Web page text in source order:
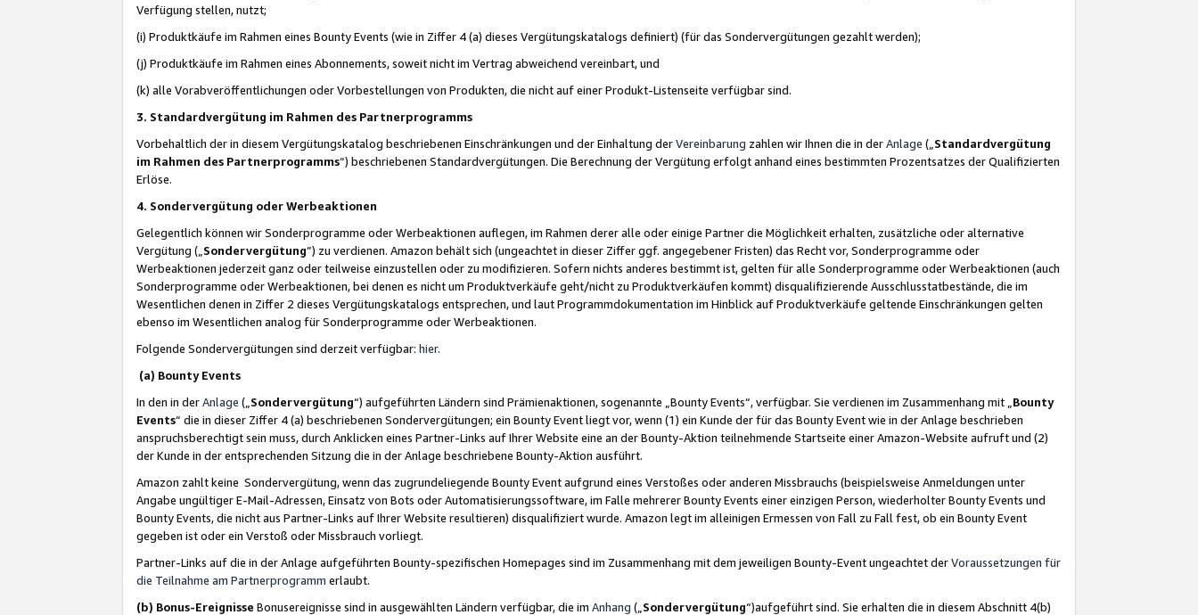
Verfügung stellen, nutzt;
(i) Produktkäufe im Rahmen eines Bounty Events (wie in Ziffer 4 (a) dieses Vergütungskatalogs definiert) (für das Sondervergütungen gezahlt werden);
(j) Produktkäufe im Rahmen eines Abonnements, soweit nicht im Vertrag abweichend vereinbart, und
(k) alle Vorabveröffentlichungen oder Vorbestellungen von Produkten, die nicht auf einer Produkt-Listenseite verfügbar sind.
3. Standardvergütung im Rahmen des Partnerprogramms
Vorbehaltlich der in diesem Vergütungskatalog beschriebenen Einschränkungen und der Einhaltung derVereinbarung zahlen wir Ihnen die in derAnlage („ Standardvergütung
im Rahmen des Partnerprogramms“) beschriebenen Standardvergütungen. Die Berechnung der Vergütung erfolgt anhand eines bestimmten Prozentsatzes der Qualifizierten
Erlöse.
4. Sondervergütung oder Werbeaktionen
Gelegentlich können wir Sonderprogramme oder Werbeaktionen auflegen, im Rahmen derer alle oder einige Partner die Möglichkeit erhalten, zusätzliche oder alternative
Vergütung („ Sondervergütung”) zu verdienen. Amazon behält sich (ungeachtet in dieser Ziffer ggf. angegebener Fristen) das Recht vor, Sonderprogramme oder
Werbeaktionen jederzeit ganz oder teilweise einzustellen oder zu modifizieren. Sofern nichts anderes bestimmt ist, gelten für alle Sonderprogramme oder Werbeaktionen (auch
Sonderprogramme oder Werbeaktionen, bei denen es nicht um Produktverkäufe geht/nicht zu Produktverkäufen kommt) disqualifizierende Ausschlusstatbestände, die im
Wesentlichen denen in Ziffer 2 dieses Vergütungskatalogs entsprechen, und laut Programmdokumentation im Hinblick auf Produktverkäufe geltende Einschränkungen gelten
ebenso im Wesentlichen analog für Sonderprogramme oder Werbeaktionen.
Folgende Sondervergütungen sind derzeit verfügbar: hier.
(a) Bounty Events
In den in derAnlage („ Sondervergütung“) aufgeführten Ländern sind Prämienaktionen, sogenannte „Bounty Events“, verfügbar. Sie verdienen im Zusammenhang mit „ Bounty
Events“ die in dieser Ziffer 4 (a) beschriebenen Sondervergütungen; ein Bounty Event liegt vor, wenn (1) ein Kunde der für das Bounty Event wie in der Anlage beschrieben
anspruchsberechtigt sein muss, durch Anklicken eines Partner-Links auf Ihrer Website eine an der Bounty-Aktion teilnehmende Startseite einer Amazon-Website aufruft und (2)
der Kunde in der entsprechenden Sitzung die in der Anlage beschriebene Bounty-Aktion ausführt.
Amazon zahlt keine Sondervergütung, wenn das zugrundeliegende Bounty Event aufgrund eines Verstoßes oder anderen Missbrauchs (beispielsweise Anmeldungen unter
Angabe ungültiger E-Mail-Adressen, Einsatz von Bots oder Automatisierungssoftware, im Falle mehrerer Bounty Events einer einzigen Person, wiederholter Bounty Events und
Bounty Events, die nicht aus Partner-Links auf Ihrer Website resultieren) disqualifiziert wurde. Amazon legt im alleinigen Ermessen von Fall zu Fall fest, ob ein Bounty Event
gegeben ist oder ein Verstoß oder Missbrauch vorliegt.
Partner-Links auf die in der Anlage aufgeführten Bounty-spezifischen Homepages sind im Zusammenhang mit dem jeweiligen Bounty-Event ungeachtet derVoraussetzungen für
die Teilnahme am Partnerprogramm erlaubt.
(b) Bonus-Ereignisse Bonusereignisse sind in ausgewählten Ländern verfügbar, die im Anhang („ Sondervergütung“)aufgeführt sind. Sie erhalten die in diesem Abschnitt 4(b)